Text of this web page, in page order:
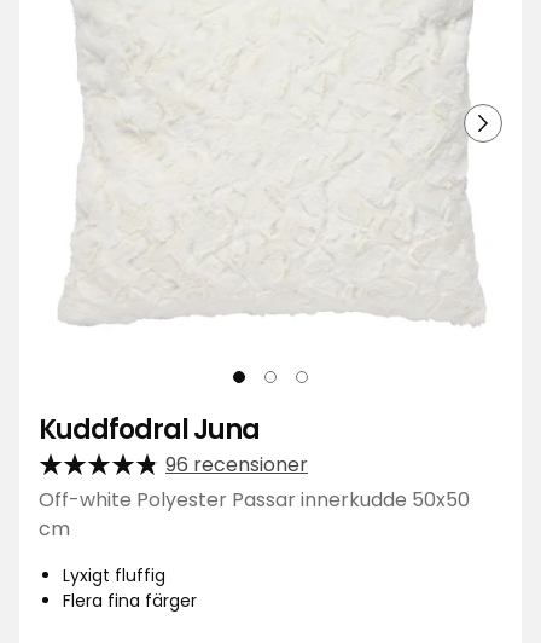
Kuddfodral Juna
96 recensioner
Off-white Polyester Passar innerkudde 50x50
cm
Lyxigt fluffig
Flera fina färger